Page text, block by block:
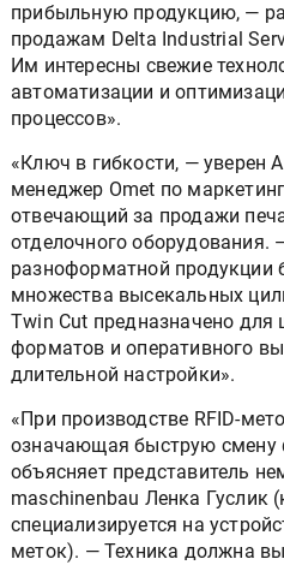
прибыльную продукцию, —
продажам Delta Industrial
Им интересны свежие
автоматизации и
процессов».
«Ключ в гибкости, — уверен
менеджер Omet по
отвечающий за продажи
отделочного оборудования.
разноформатной продукции
множества высекальных
Twin Cut предназначено для
форматов и оперативного
длительной настройки».
«При производстве RFID-
означающая быструю смену
объясняет представитель
maschinenbau Ленка Гуслик
специализируется на
меток). — Техника должна